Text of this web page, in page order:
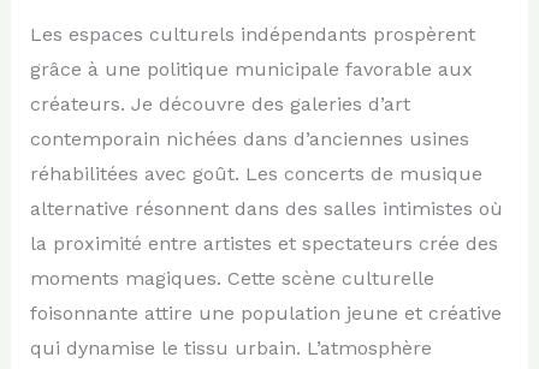
Les espaces culturels indépendants prospèrent
grâce à une politique municipale favorable aux
créateurs. Je découvre des galeries d’art
contemporain nichées dans d’anciennes usines
réhabilitées avec goût. Les concerts de musique
alternative résonnent dans des salles intimistes où
la proximité entre artistes et spectateurs crée des
moments magiques. Cette scène culturelle
foisonnante attire une population jeune et créative
qui dynamise le tissu urbain. L’atmosphère